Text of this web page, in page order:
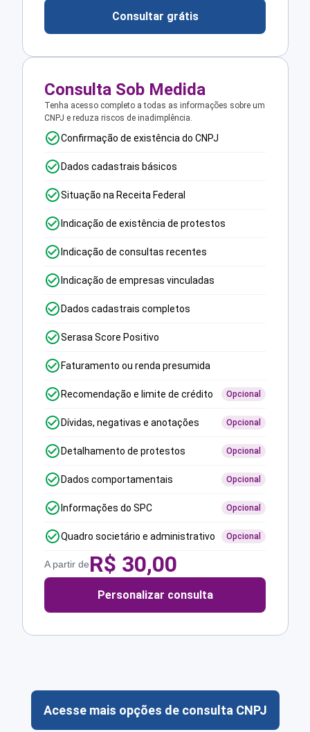
Consultar grátis
Consulta Sob Medida
Tenha acesso completo a todas as informações sobre um
CNPJ e reduza riscos de inadimplência.
Confirmação de existência do CNPJ
Dados cadastrais básicos
Situação na Receita Federal
Indicação de existência de protestos
Indicação de consultas recentes
Indicação de empresas vinculadas
Dados cadastrais completos
Serasa Score Positivo
Faturamento ou renda presumida
Recomendação e limite de crédito Opcional
Dívidas, negativas e anotações Opcional
Detalhamento de protestos Opcional
Dados comportamentais Opcional
Informações do SPC Opcional
Quadro societário e administrativo Opcional
A partir deR$ 30,00
Personalizar consulta
Acesse mais opções de consulta CNPJ